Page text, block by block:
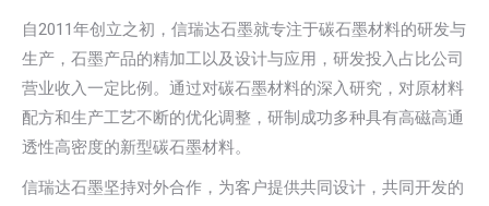
自2011年创立之初，信瑞达石墨就专注于碳石墨材料的研发与
生产，石墨产品的精加工以及设计与应用，研发投入占比公司
营业收入一定比例。通过对碳石墨材料的深入研究，对原材料
配方和生产工艺不断的优化调整，研制成功多种具有高磁高通
透性高密度的新型碳石墨材料。
信瑞达石墨坚持对外合作，为客户提供共同设计，共同开发的